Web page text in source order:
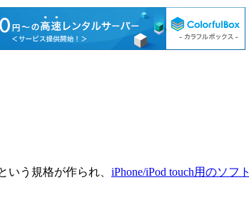
いう規格が作られ、 iPhone/iPod touch用のソフト